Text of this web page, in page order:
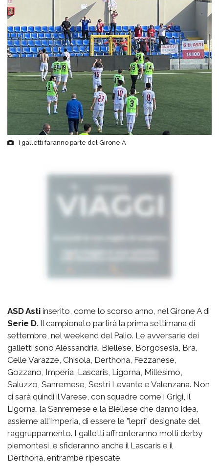
I galletti faranno parte del Girone A
ASD Asti inserito, come lo scorso anno, nel Girone A di
Serie D. Il campionato partirà la prima settimana di
settembre, nel weekend del Palio. Le avversarie dei
galletti sono Alessandria, Biellese, Borgosesia, Bra,
Celle Varazze, Chisola, Derthona, Fezzanese,
Gozzano, Imperia, Lascaris, Ligorna, Millesimo,
Saluzzo, Sanremese, Sestri Levante e Valenzana. Non
ci sarà quindi il Varese, con squadre come i Grigi, il
Ligorna, la Sanremese e la Biellese che danno idea,
assieme all'Imperia, di essere le "lepri" designate del
raggruppamento. I galletti affronteranno molti derby
piemontesi, e sfideranno anche il Lascaris e il
Derthona, entrambe ripescate.